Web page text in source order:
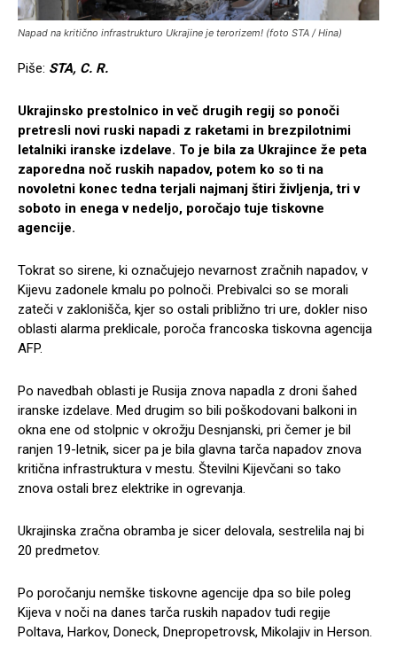
Napad na kritično infrastrukturo Ukrajine je terorizem! (foto STA / Hina)
Piše: STA, C. R.
Ukrajinsko prestolnico in več drugih regij so ponoči
pretresli novi ruski napadi z raketami in brezpilotnimi
letalniki iranske izdelave. To je bila za Ukrajince že peta
zaporedna noč ruskih napadov, potem ko so ti na
novoletni konec tedna terjali najmanj štiri življenja, tri v
soboto in enega v nedeljo, poročajo tuje tiskovne
agencije.
Tokrat so sirene, ki označujejo nevarnost zračnih napadov, v
Kijevu zadonele kmalu po polnoči. Prebivalci so se morali
zateči v zaklonišča, kjer so ostali približno tri ure, dokler niso
oblasti alarma preklicale, poroča francoska tiskovna agencija
AFP.
Po navedbah oblasti je Rusija znova napadla z droni šahed
iranske izdelave. Med drugim so bili poškodovani balkoni in
okna ene od stolpnic v okrožju Desnjanski, pri čemer je bil
ranjen 19-letnik, sicer pa je bila glavna tarča napadov znova
kritična infrastruktura v mestu. Številni Kijevčani so tako
znova ostali brez elektrike in ogrevanja.
Ukrajinska zračna obramba je sicer delovala, sestrelila naj bi
20 predmetov.
Po poročanju nemške tiskovne agencije dpa so bile poleg
Kijeva v noči na danes tarča ruskih napadov tudi regije
Poltava, Harkov, Doneck, Dnepropetrovsk, Mikolajiv in Herson.